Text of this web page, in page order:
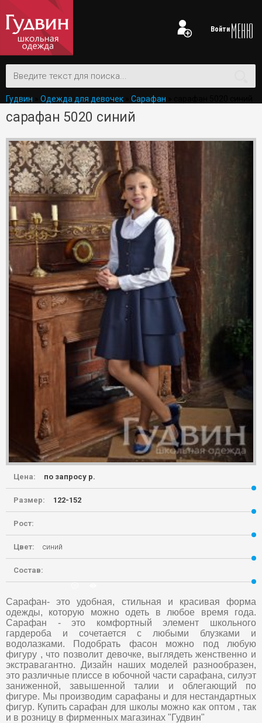
Гудвин Одежда для девочек Сарафан
Войти
сарафан 5020 синий
Цена: по запросу р.
Размер: 122-152
Рост:
Цвет: синий
Состав:
Сарафан- это удобная, стильная и красивая форма
одежды, которую можно одеть в любое время года.
Сарафан - это комфортный элемент школьного
гардероба и сочетается с любыми блузками и
водолазками. Подобрать фасон можно под любую
фигуру , что позволит девочке, выглядеть женственно и
экстравагантно. Дизайн наших моделей разнообразен,
это различные плиссе в юбочной части сарафана, силуэт
заниженной, завышенной талии и облегающий по
фигуре. Мы производим сарафаны и для нестандартных
фигур. Купить сарафан для школы можно как оптом , так
и в розницу в фирменных магазинах "Гудвин"